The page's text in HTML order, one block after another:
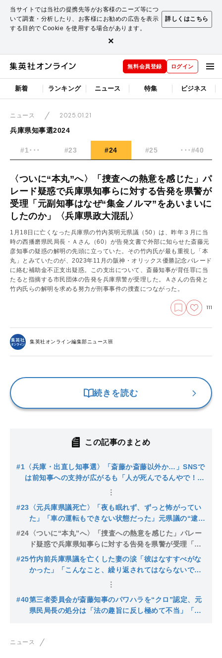
当サイトでは当社の提携先等がお客様のニーズ等につ
いて調査・分析したり、お客様にお勧めの広告を表示
する目的で Cookie を使用する場合があります。
詳しくはこちら
×
無料会員登録 ログイン
新着 ランキング ニュース 特集 ビジネス
ニュース
2025.01.21
兵庫県知事選2024
#1･･･ #23 #24 #25 ･･･#40
〈ついに“本丸”へ〉「捜査への熱意を感じた」パ
レード疑惑で兵庫県知事らに対する告発を県警が
受理「元副知事はなぜ“集金ノルマ”をあいまいに
したのか」〈兵庫県政大混乱〉
1月18日に亡くなった兵庫県の竹内英明元県議（50）は、昨年３月に当
時の西播磨県民局長・Ａさん（60）が告発文書で外部に知らせた斎藤元
彦知事の疑惑の解明の先頭に立っていた。その竹内氏が最も重視し「本
丸」とみていたのが、2023年11月の阪神・オリックス優勝記念パレード
に絡む補助金不正支出疑惑。この支出について、斎藤知事が背任罪に当
たると指摘する市民団体の告発を兵庫県警が受理した。Ａさんの告発と
竹内氏らの解明を求める努力が刑事事件の捜査につながった。
111
集英社オンライン編集部ニュース班
続きを読む
この記事のまとめ
#1 〈兵庫・出直し知事選〉「斎藤か斎藤以外か…」SNSで
は前知事への支持が広がるも「人が死んでるんやで！」
の声…対抗馬は異例の自民・立憲が推す前尼崎市長
#23 〈元兵庫県議死亡〉「夜も眠れず、ずっと怖がってい
た」「車の運転もできない状態だった」元県議の“逮捕
のデマ”の拡散…今も続く攻撃に県警が異例の対応
#24 〈ついに“本丸”へ〉「捜査への熱意を感じた」パレー
ド疑惑で兵庫県知事らに対する告発を県警が受理「元
副知事はなぜ“集金ノルマ”をあいまいにしたのか」
〈兵庫県政大混乱〉
#25竹内前兵庫県議を亡くした妻の涙「彼はなすすべがな
かった」「こんなこと、繰り返されてはならないで
す…」終わらないSNSの誹謗中傷、“パワハラ認定”報
#40第三者委員会が斎藤知事のパワハラを“クロ”認定、元
県民局長の処分は「法の趣旨に反し極めて不当」「人
ニュース